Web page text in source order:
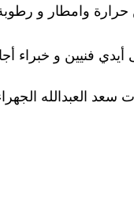
حرارة وامطار و
أيدي فنيين و خبراء
العبدالله